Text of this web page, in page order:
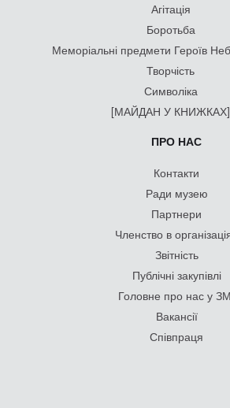
Агітація
Боротьба
Меморіальні предмети Героїв
Творчість
Символіка
[МАЙДАН У КНИЖКАХ]
ПРО НАС
Контакти
Ради музею
Партнери
Членство в
Звітність
Публічні закупівлі
Головне про нас у
Вакансії
Співпраця